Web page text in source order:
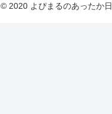
© 2020 よぴまるのあったか日